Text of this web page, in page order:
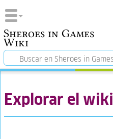
Sheroes in Games
Wiki
Explorar el wiki